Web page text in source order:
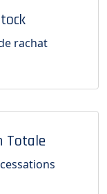
rachat
Totale